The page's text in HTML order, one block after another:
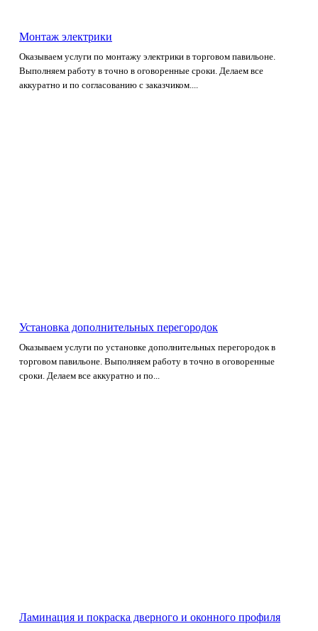
Монтаж электрики
Оказываем услуги по монтажу электрики в торговом павильоне.
Выполняем работу в точно в оговоренные сроки. Делаем все
аккуратно и по согласованию с заказчиком....
Установка дополнительных перегородок
Оказываем услуги по установке дополнительных перегородок в
торговом павильоне. Выполняем работу в точно в оговоренные
сроки. Делаем все аккуратно и по...
Ламинация и покраска дверного и оконного профиля